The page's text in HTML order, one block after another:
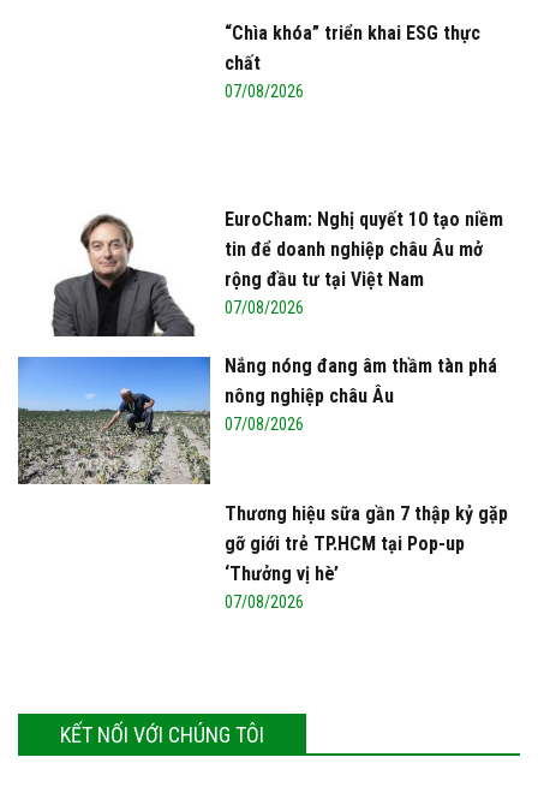
“Chìa khóa” triển khai ESG thực
chất
07/08/2026
EuroCham: Nghị quyết 10 tạo niềm
tin để doanh nghiệp châu Âu mở
rộng đầu tư tại Việt Nam
07/08/2026
Nắng nóng đang âm thầm tàn phá
nông nghiệp châu Âu
07/08/2026
Thương hiệu sữa gần 7 thập kỷ gặp
gỡ giới trẻ TP.HCM tại Pop-up
‘Thưởng vị hè’
07/08/2026
KẾT NỐI VỚI CHÚNG TÔI